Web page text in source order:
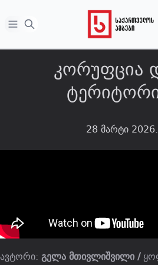
Open sidebar
კორუფცია
28 მარტი
ავტორი: გელა მთივლიშვილი /